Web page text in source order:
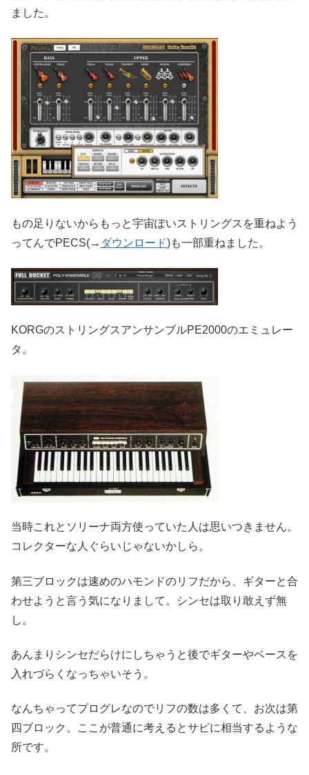
ました。
もの足りないからもっと宇宙ぽいストリングスを重ねよう
ってんでPECS(→ ダウンロード)も一部重ねました。
KORGのストリングスアンサンブルPE2000のエミュレー
タ。
当時これとソリーナ両方使っていた人は思いつきません。
コレクターな人ぐらいじゃないかしら。
第三ブロックは速めのハモンドのリフだから、ギターと合
わせようと言う気になりまして。シンセは取り敢えず無
し。
あんまりシンセだらけにしちゃうと後でギターやベースを
入れづらくなっちゃいそう。
なんちゃってプログレなのでリフの数は多くて、お次は第
四ブロック。ここが普通に考えるとサビに相当するような
所です。